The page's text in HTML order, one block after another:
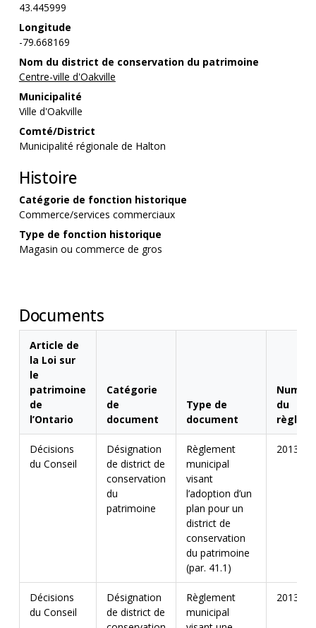
43.445999
Longitude
-79.668169
Nom du district de conservation du patrimoine
Centre-ville d'Oakville
Municipalité
Ville d'Oakville
Comté/District
Municipalité régionale de Halton
Histoire
Catégorie de fonction historique
Commerce/services commerciaux
Type de fonction historique
Magasin ou commerce de gros
Documents
Article de
la Loi sur
le
patrimoine
de
l’Ontario
Catégorie
de
document
Type de
document
du
Décisions
du Conseil
Désignation
de district de
conservation
du
patrimoine
Règlement
municipal
visant
l’adoption d’un
plan pour un
district de
conservation
du patrimoine
(par. 41.1)
2013-
Décisions
du Conseil
Désignation
de district de
Règlement
municipal
2013-